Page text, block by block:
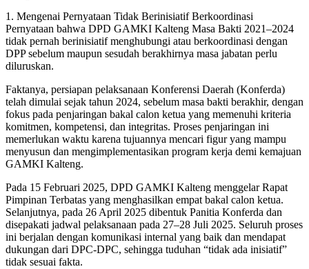
1. Mengenai Pernyataan Tidak Berinisiatif Berkoordinasi
Pernyataan bahwa DPD GAMKI Kalteng Masa Bakti 2021–2024
tidak pernah berinisiatif menghubungi atau berkoordinasi dengan
DPP sebelum maupun sesudah berakhirnya masa jabatan perlu
diluruskan.
Faktanya, persiapan pelaksanaan Konferensi Daerah (Konferda)
telah dimulai sejak tahun 2024, sebelum masa bakti berakhir, dengan
fokus pada penjaringan bakal calon ketua yang memenuhi kriteria
komitmen, kompetensi, dan integritas. Proses penjaringan ini
memerlukan waktu karena tujuannya mencari figur yang mampu
menyusun dan mengimplementasikan program kerja demi kemajuan
GAMKI Kalteng.
Pada 15 Februari 2025, DPD GAMKI Kalteng menggelar Rapat
Pimpinan Terbatas yang menghasilkan empat bakal calon ketua.
Selanjutnya, pada 26 April 2025 dibentuk Panitia Konferda dan
disepakati jadwal pelaksanaan pada 27–28 Juli 2025. Seluruh proses
ini berjalan dengan komunikasi internal yang baik dan mendapat
dukungan dari DPC-DPC, sehingga tuduhan “tidak ada inisiatif”
tidak sesuai fakta.